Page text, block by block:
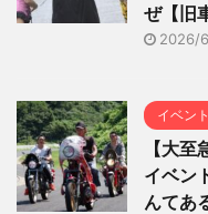
ぜ【旧
2026/
イベン
【大
イベン
んてあ